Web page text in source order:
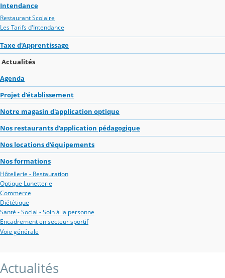
Intendance
Restaurant Scolaire
Les Tarifs d'Intendance
Taxe d'Apprentissage
Actualités
Agenda
Projet d'établissement
Notre magasin d'application optique
Nos restaurants d'application pédagogique
Nos locations d'équipements
Nos formations
Hôtellerie - Restauration
Optique Lunetterie
Commerce
Diététique
Santé - Social - Soin à la personne
Encadrement en secteur sportif
Voie générale
Actualités